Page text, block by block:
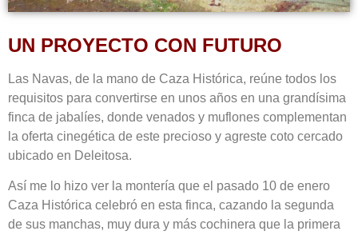
UN PROYECTO CON FUTURO
Las Navas, de la mano de Caza Histórica, reúne todos los
requisitos para convertirse en unos años en una grandísima
finca de jabalíes, donde venados y muflones complementan
la oferta cinegética de este precioso y agreste coto cercado
ubicado en Deleitosa.
Así me lo hizo ver la montería que el pasado 10 de enero
Caza Histórica celebró en esta finca, cazando la segunda
de sus manchas, muy dura y más cochinera que la primera